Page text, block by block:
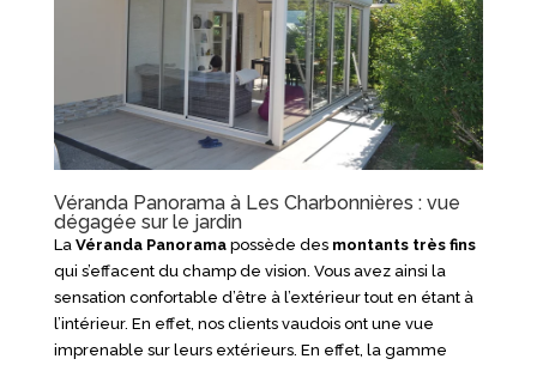
Véranda Panorama à Les Charbonnières : vue
dégagée sur le jardin
La Véranda Panoramapossède des montants très fins
qui s’effacent du champ de vision. Vous avez ainsi la
sensation confortable d’être à l’extérieur tout en étant à
l’intérieur. En effet, nos clients vaudois ont une vue
imprenable sur leurs extérieurs. En effet, la gamme